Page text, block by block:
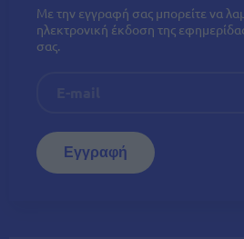
Με την εγγραφή σας μπορείτε να
ηλεκτρονική έκδοση της
σας.